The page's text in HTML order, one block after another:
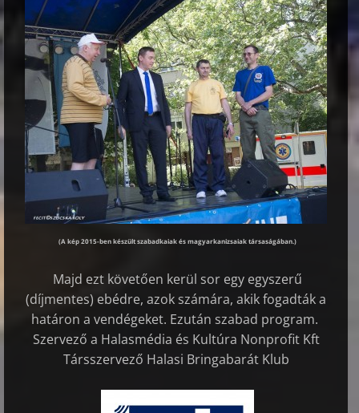
(A kép 2015-ben készült szabadkaiak és magyarkanizsaiak társaságában.)
Majd ezt követően kerül sor egy egyszerű
(díjmentes) ebédre, azok számára, akik fogadták a
határon a vendégeket. Ezután szabad program.
Szervező a Halasmédia és Kultúra Nonprofit Kft
Társszervező Halasi Bringabarát Klub